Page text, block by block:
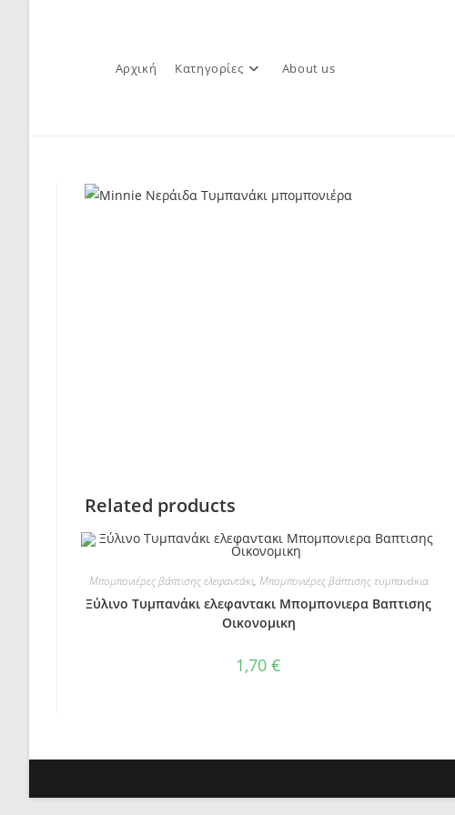
Αρχική Κατηγορίες About us
Related products
Μπομπονιέρες βάπτισης ελεφαντάκι, Μπομπονιέρες βάπτισης τυμπανάκια
Ξύλινο Τυμπανάκι ελεφαντακι Μπομπονιερα Βαπτισης
Οικονομικη
1,70€